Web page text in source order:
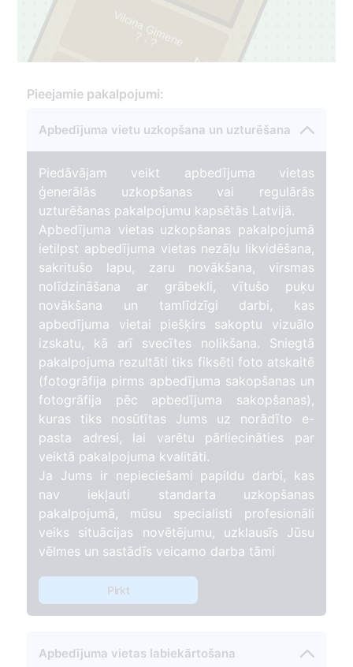
2
3
Vilciņa Ģimene
?- ?
Pieejamie pakalpojumi:
Apbedījuma vietu uzkopšana un uzturēšana
Piedāvājam veikt apbedījuma vietas
ģenerālās uzkopšanas vai regulārās
uzturēšanas pakalpojumu kapsētās Latvijā.
Apbedījuma vietas uzkopšanas pakalpojumā
ietilpst apbedījuma vietas nezāļu likvidēšana,
sakritušo lapu, zaru novākšana, virsmas
nolīdzināšana ar grābekli, vītušo puķu
novākšana un tamlīdzīgi darbi, kas
apbedījuma vietai piešķirs sakoptu vizuālo
izskatu, kā arī svecītes nolikšana. Sniegtā
pakalpojuma rezultāti tiks fiksēti foto atskaitē
(fotogrāfija pirms apbedījuma sakopšanas un
fotogrāfija pēc apbedījuma sakopšanas),
kuras tiks nosūtītas Jums uz norādīto e-
pasta adresi, lai varētu pārliecināties par
veiktā pakalpojuma kvalitāti.
Ja Jums ir nepieciešami papildu darbi, kas
nav iekļauti standarta uzkopšanas
pakalpojumā, mūsu specialisti profesionāli
veiks situācijas novētējumu, uzklausīs Jūsu
vēlmes un sastādīs veicamo darba tāmi
Pirkt
Apbedījuma vietas labiekārtošana